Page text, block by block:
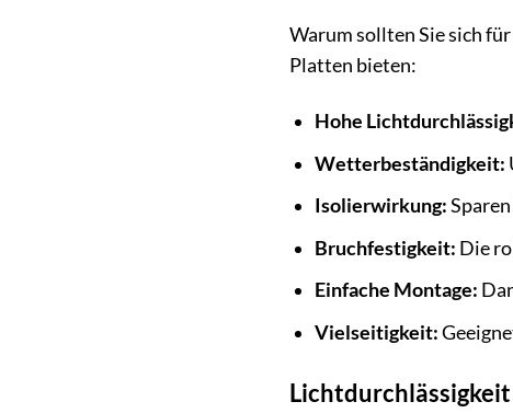
Warum sollten Sie sich
Platten bieten:
Hohe
Wetterbeständigkeit:
Isolierwirkung:
Bruchfestigkeit: Die
Einfache Montage:
Vielseitigkeit: